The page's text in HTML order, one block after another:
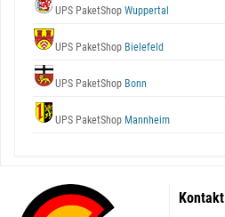
UPS PaketShop Wuppertal
UPS PaketShop Bielefeld
UPS PaketShop Bonn
UPS PaketShop Mannheim
Kontakt